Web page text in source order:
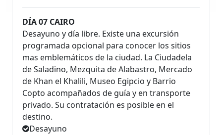
DÍA 07 CAIRO
Desayuno y día libre. Existe una excursión
programada opcional para conocer los sitios
mas emblemáticos de la ciudad. La Ciudadela
de Saladino, Mezquita de Alabastro, Mercado
de Khan el Khalili, Museo Egipcio y Barrio
Copto acompañados de guía y en transporte
privado. Su contratación es posible en el
destino.
Desayuno